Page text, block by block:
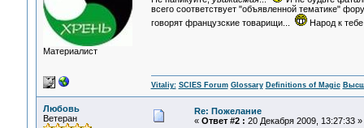
Материалист
всего соответствует "объявленной тематике"
говорят французские товарищи...
Народ к
Vitaliy: SCIES Forum Glossary Definitions of Magic
Любовь
Ветеран
Re: Пожелание
« Ответ #2 : 20 Декабря 2009, 13:27:33 »